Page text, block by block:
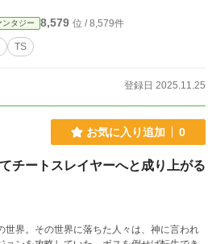
？
ンタジー 8,579 位 / 8,579件
TS
登録日 2025.11.25
お気に入り追加 0
チートスレイヤーへと成り上がる
界。その世界に落ちた人々は、神に言われ